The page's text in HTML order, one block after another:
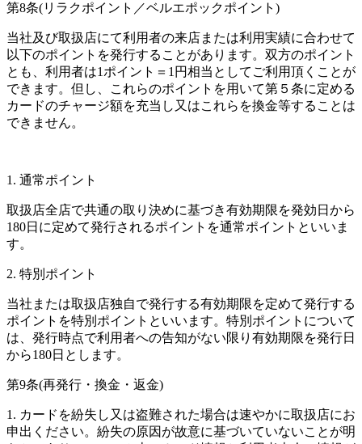
第8条(リラクポイント／ベルエポックポイント)
当社及び取扱店にて利用者の来店または利用実績に合わせて
以下のポイントを発行することがあります。双方のポイント
とも、利用者は1ポイント＝1円相当としてご利用頂くことが
できます。但し、これらのポイントを用いて第５条に定める
カードのチャージ額を充当し又はこれらを換金等することは
できません。
1. 通常ポイント
取扱店全店で共通の取り決めに基づき有効期限を発効日から
180日に定めて発行されるポイントを通常ポイントといいま
す。
2. 特別ポイント
当社または取扱店独自で発行する有効期限を定めて発行する
ポイントを特別ポイントといいます。特別ポイントについて
は、発行時点で利用者への告知がない限り有効期限を発行日
から180日とします。
第9条(再発行・換金・返金)
1. カードを紛失し又は盗難された場合は速やかに取扱店にお
申出ください。紛失の原因が故意に基づいていないことが明